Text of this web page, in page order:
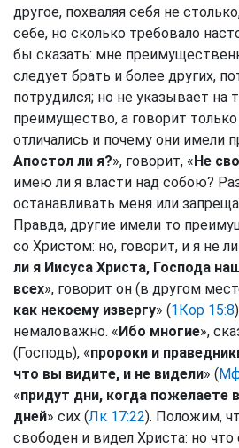
другое, похваляя себя не
себе, но сколько требовало
бы сказать: мне
следует брать и более других,
потрудился; но не указывает на
преимущество, а говорит
отличались и почему они имели
Апостол ли я?», говорит, «Не
имею ли я власти над собою?
останавливать меня или
Правда, другие имели то
со Христом: но, говорит, и я не
ли я Иисуса Христа, Господа
всех», говорит он (в другом
как некоему извергу» (1Кор 15:8
немаловажно. «Ибо многие»,
(Господь), «пророки и
что вы видите, и не видели» (
«придут дни, когда пожелаете
дней» сих (Лк 17:22). Положим,
свободен и видел Христа: но